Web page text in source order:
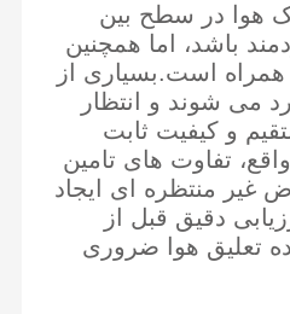
هوا در سطح بین
باشد، اما همچنین
است.بسیاری از
می شوند و انتظار
و کیفیت ثابت
تفاوت های تامین
غیر منتظره ای ایجاد
دقیق قبل از
تعلیق هوا ضروری